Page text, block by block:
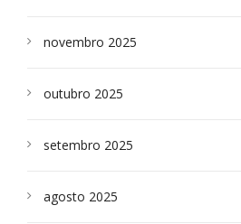
novembro 2025
outubro 2025
setembro 2025
agosto 2025